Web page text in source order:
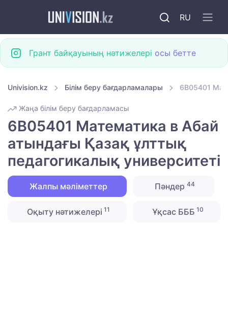
RU
Грант байқауының нәтижелері осы бетте
Univision.kz Білім беру бағдарламалары 6B05401
Жаңа білім беру бағдарламасы
6B05401 Математика в Абай
атындағы Қазақ ұлттық
педагогикалық университеті
Жалпы мәліметтер Пәндер 44
Оқыту нәтижелері 11 Ұқсас БББ 10